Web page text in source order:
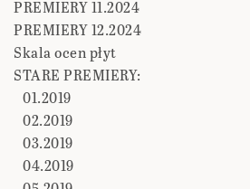
PREMIERY 11.2024
PREMIERY 12.2024
Skala ocen płyt
STARE PREMIERY:
01.2019
02.2019
03.2019
04.2019